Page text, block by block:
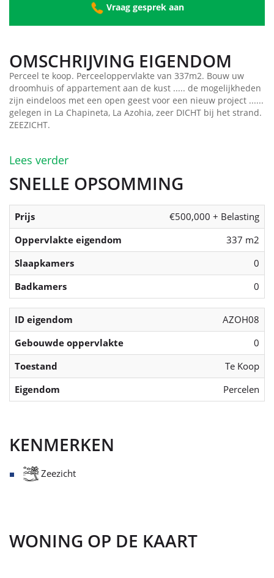
Vraag gesprek aan
OMSCHRIJVING EIGENDOM
Perceel te koop. Perceeloppervlakte van 337m2. Bouw uw
droomhuis of appartement aan de kust ..... de mogelijkheden
zijn eindeloos met een open geest voor een nieuw project ......
gelegen in La Chapineta, La Azohia, zeer DICHT bij het strand.
ZEEZICHT.
Lees verder
SNELLE OPSOMMING
Prijs
€500,000 + Belasting
Oppervlakte eigendom
337 m2
Slaapkamers
0
Badkamers
0
ID eigendom
AZOH08
Gebouwde oppervlakte
0
Toestand
Te Koop
Eigendom
Percelen
KENMERKEN
Zeezicht
WONING OP DE KAART